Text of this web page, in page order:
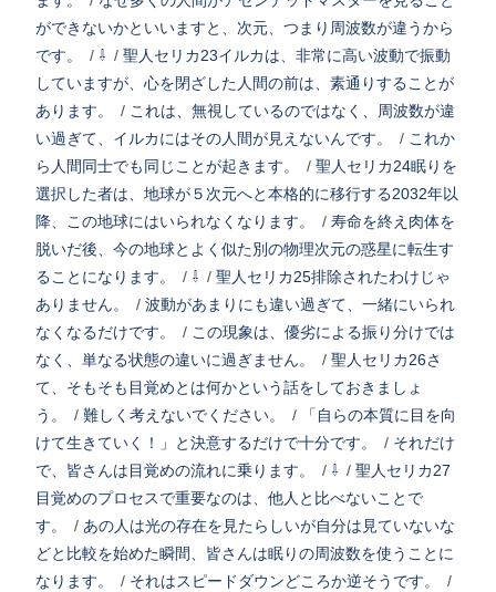
ができないかといいますと、次元、つまり周波数が違うから
です。
/ ⇩ / 聖人セリカ23イルカは、非常に高い波動で振動
していますが、心を閉ざした人間の前は、素通りすることが
あります。
/ これは、無視しているのではなく、周波数が違
い過ぎて、イルカにはその人間が見えないんです。
/ これか
ら人間同士でも同じことが起きます。
/ 聖人セリカ24眠りを
選択した者は、地球が５次元へと本格的に移行する2032年以
降、この地球にはいられなくなります。
/ 寿命を終え肉体を
脱いだ後、今の地球とよく似た別の物理次元の惑星に転生す
ることになります。
/ ⇩ / 聖人セリカ25排除されたわけじゃ
ありません。
/ 波動があまりにも違い過ぎて、一緒にいられ
なくなるだけです。
/ この現象は、優劣による振り分けでは
なく、単なる状態の違いに過ぎません。
/ 聖人セリカ26さ
て、そもそも目覚めとは何かという話をしておきましょ
う。
/ 難しく考えないでください。 /
「自らの本質に目を向
けて生きていく！」と決意するだけで十分です。
/ それだけ
で、皆さんは目覚めの流れに乗ります。
/ ⇩ / 聖人セリカ27
目覚めのプロセスで重要なのは、他人と比べないことで
す。
/ あの人は光の存在を見たらしいが自分は見ていないな
どと比較を始めた瞬間、皆さんは眠りの周波数を使うことに
なります。
/ それはスピードダウンどころか逆そうです。 /